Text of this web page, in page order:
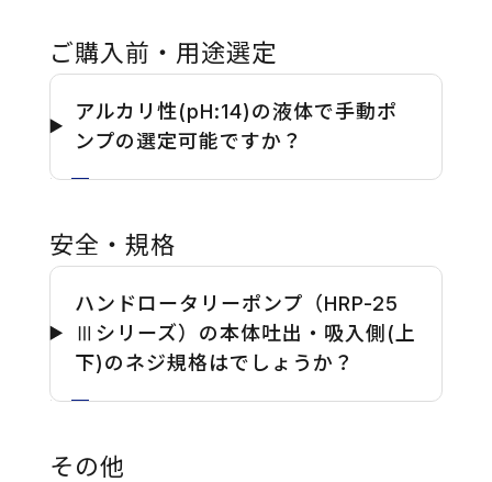
ご購入前・用途選定
アルカリ性(pH:14)の液体で手動ポ
ンプの選定可能ですか？
安全・規格
ハンドロータリーポンプ（HRP-25
Ⅲシリーズ）の本体吐出・吸入側(上
下)のネジ規格はでしょうか？
その他